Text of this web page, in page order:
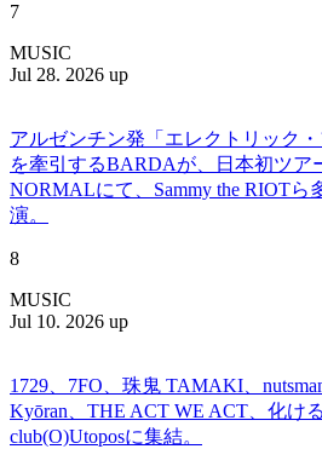
7
MUSIC
Jul 28. 2026 up
アルゼンチン発「エレクトリック
を牽引するBARDAが、日本初ツア
NORMALにて、Sammy the RIOTら
演。
8
MUSIC
Jul 10. 2026 up
1729、7FO、珠鬼 TAMAKI、
Kyōran、THE ACT WE ACT、化け
club(O)Utoposに集結。